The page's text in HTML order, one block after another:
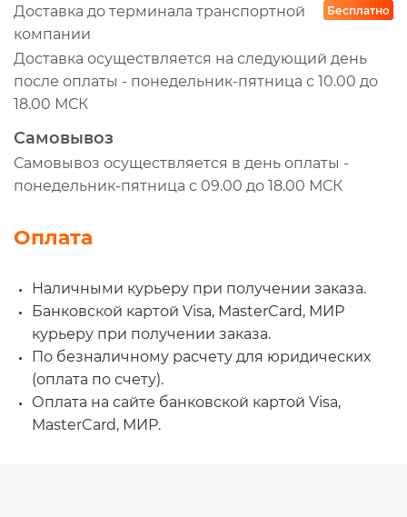
Доставка до терминала транспортной
компании
Бесплатно
Доставка осуществляется на следующий день
после оплаты - понедельник-пятница с 10.00 до
18.00 МСК
Самовывоз
Самовывоз осуществляется в день оплаты -
понедельник-пятница с 09.00 до 18.00 МСК
Оплата
Наличными курьеру при получении заказа.
Банковской картой Visa, MasterCard, МИР
курьеру при получении заказа.
По безналичному расчету для юридических
(оплата по счету).
Оплата на сайте банковской картой Visa,
MasterCard, МИР.